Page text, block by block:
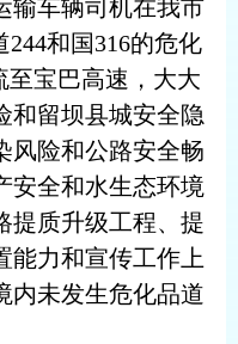
输车辆司机在我市
和国316的危化
至宝巴高速，大大
和留坝县城安全隐
风险和公路安全畅
安全和水生态环境
提质升级工程、提
能力和宣传工作上
内未发生危化品道